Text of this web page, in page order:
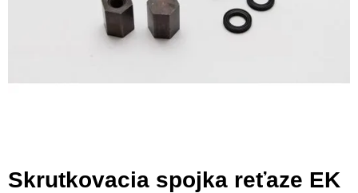
Skrutkovacia spojka reťaze EK